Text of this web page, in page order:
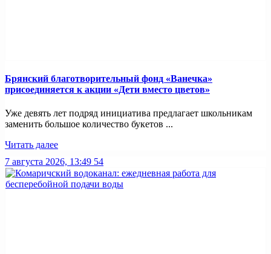
Брянский благотворительный фонд «Ванечка»
присоединяется к акции «Дети вместо цветов»
Уже девять лет подряд инициатива предлагает школьникам
заменить большое количество букетов ...
Читать далее
7 августа 2026, 13:49 54